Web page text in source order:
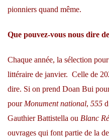
pionniers quand même.
Que pouvez-vous nous dire
Chaque année, la sélection
littéraire de janvier. Celle de
dire. Si on prend Doan Bui
pour Monument national, 555
Gauthier Battistella ou Blanc
ouvrages qui font partie de la